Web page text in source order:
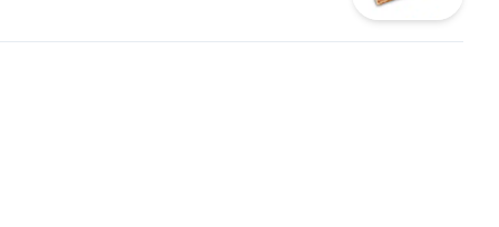
callejera, cebolla picada,